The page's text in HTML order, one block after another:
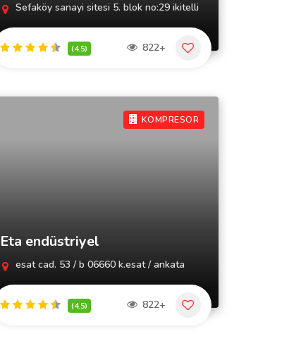
Sefaköy sanayi sitesi 5. blok no:29 ikitelli
(4.5) 822+
KOMPRESOR
Eta endüstriyel
esat cad. 53 / b 06660 k.esat / ankata
(4.5) 822+